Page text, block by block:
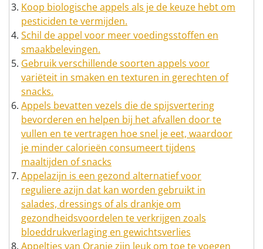
Koop biologische appels als je de keuze hebt om
pesticiden te vermijden.
Schil de appel voor meer voedingsstoffen en
smaakbelevingen.
Gebruik verschillende soorten appels voor
variëteit in smaken en texturen in gerechten of
snacks.
Appels bevatten vezels die de spijsvertering
bevorderen en helpen bij het afvallen door te
vullen en te vertragen hoe snel je eet, waardoor
je minder calorieën consumeert tijdens
maaltijden of snacks
Appelazijn is een gezond alternatief voor
reguliere azijn dat kan worden gebruikt in
salades, dressings of als drankje om
gezondheidsvoordelen te verkrijgen zoals
bloeddrukverlaging en gewichtsverlies
Appeltjes van Oranje zijn leuk om toe te voegen